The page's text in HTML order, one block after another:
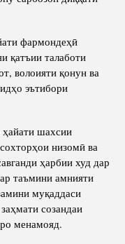
фармондеҳӣ
қатъии талаботи
волоияти қонун ва
эътибори
шахсии
низомӣ ва
ҳарбии худ дар
таъмини амнияти
муқаддаси
созандаи
менамояд.